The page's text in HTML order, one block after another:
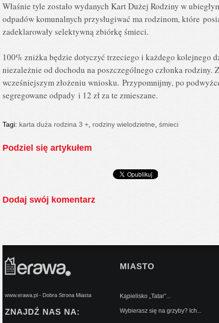
Właśnie tyle zostało wydanych Kart Dużej Rodziny w
odpadów komunalnych przysługiwać ma rodzinom, które
zadeklarowały selektywną zbiórkę śmieci.
100% zniżka będzie dotyczyć trzeciego i każdego kolejnego
niezależnie od dochodu na poszczególnego członka rodziny.
wcześniejszym złożeniu wniosku. Przypomnijmy, po
segregowane odpady i 12 zł za te zmieszane.
Tagi: karta duża rodzina 3 + rodziny wielodzietne śmieci
Podziel się artykułem
Dodaj swój komentarz
www.erawa.pl - Dobra Strona Miasta
ZNAJDŹ NAS NA:
MIASTO
Kąpielisko „Tatar”...
Wybierasz się na grzyby? Ich...